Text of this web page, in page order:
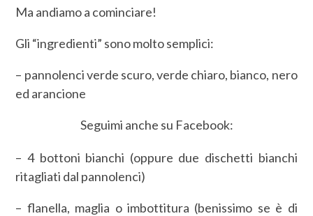
Ma andiamo a cominciare!
Gli “ingredienti” sono molto semplici:
– pannolenci verde scuro, verde chiaro, bianco, nero
ed arancione
Seguimi anche su Facebook:
– 4 bottoni bianchi (oppure due dischetti bianchi
ritagliati dal pannolenci)
– flanella, maglia o imbottitura (benissimo se è di